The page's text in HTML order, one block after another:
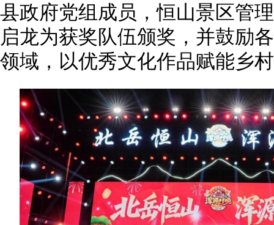
县政府党组成员，恒山景区管
启龙为获奖队伍颁奖，并鼓励
领域，以优秀文化作品赋能乡